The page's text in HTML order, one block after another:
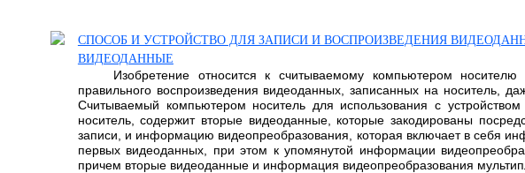
СПОСОБ И УСТРОЙСТВО ДЛЯ ЗАПИСИ И ВОСПРОИЗВЕДЕНИЯ
ВИДЕОДАННЫЕ
Изобретение относится к считываемому компьютером
правильного воспроизведения видеоданных, записанных на носитель,
Считываемый компьютером носитель для использования с
носитель, содержит вторые видеоданные, которые закодированы
записи, и информацию видеопреобразования, которая включает в себя
первых видеоданных, при этом к упомянутой информации
причем вторые видеоданные и информация видеопреобразования